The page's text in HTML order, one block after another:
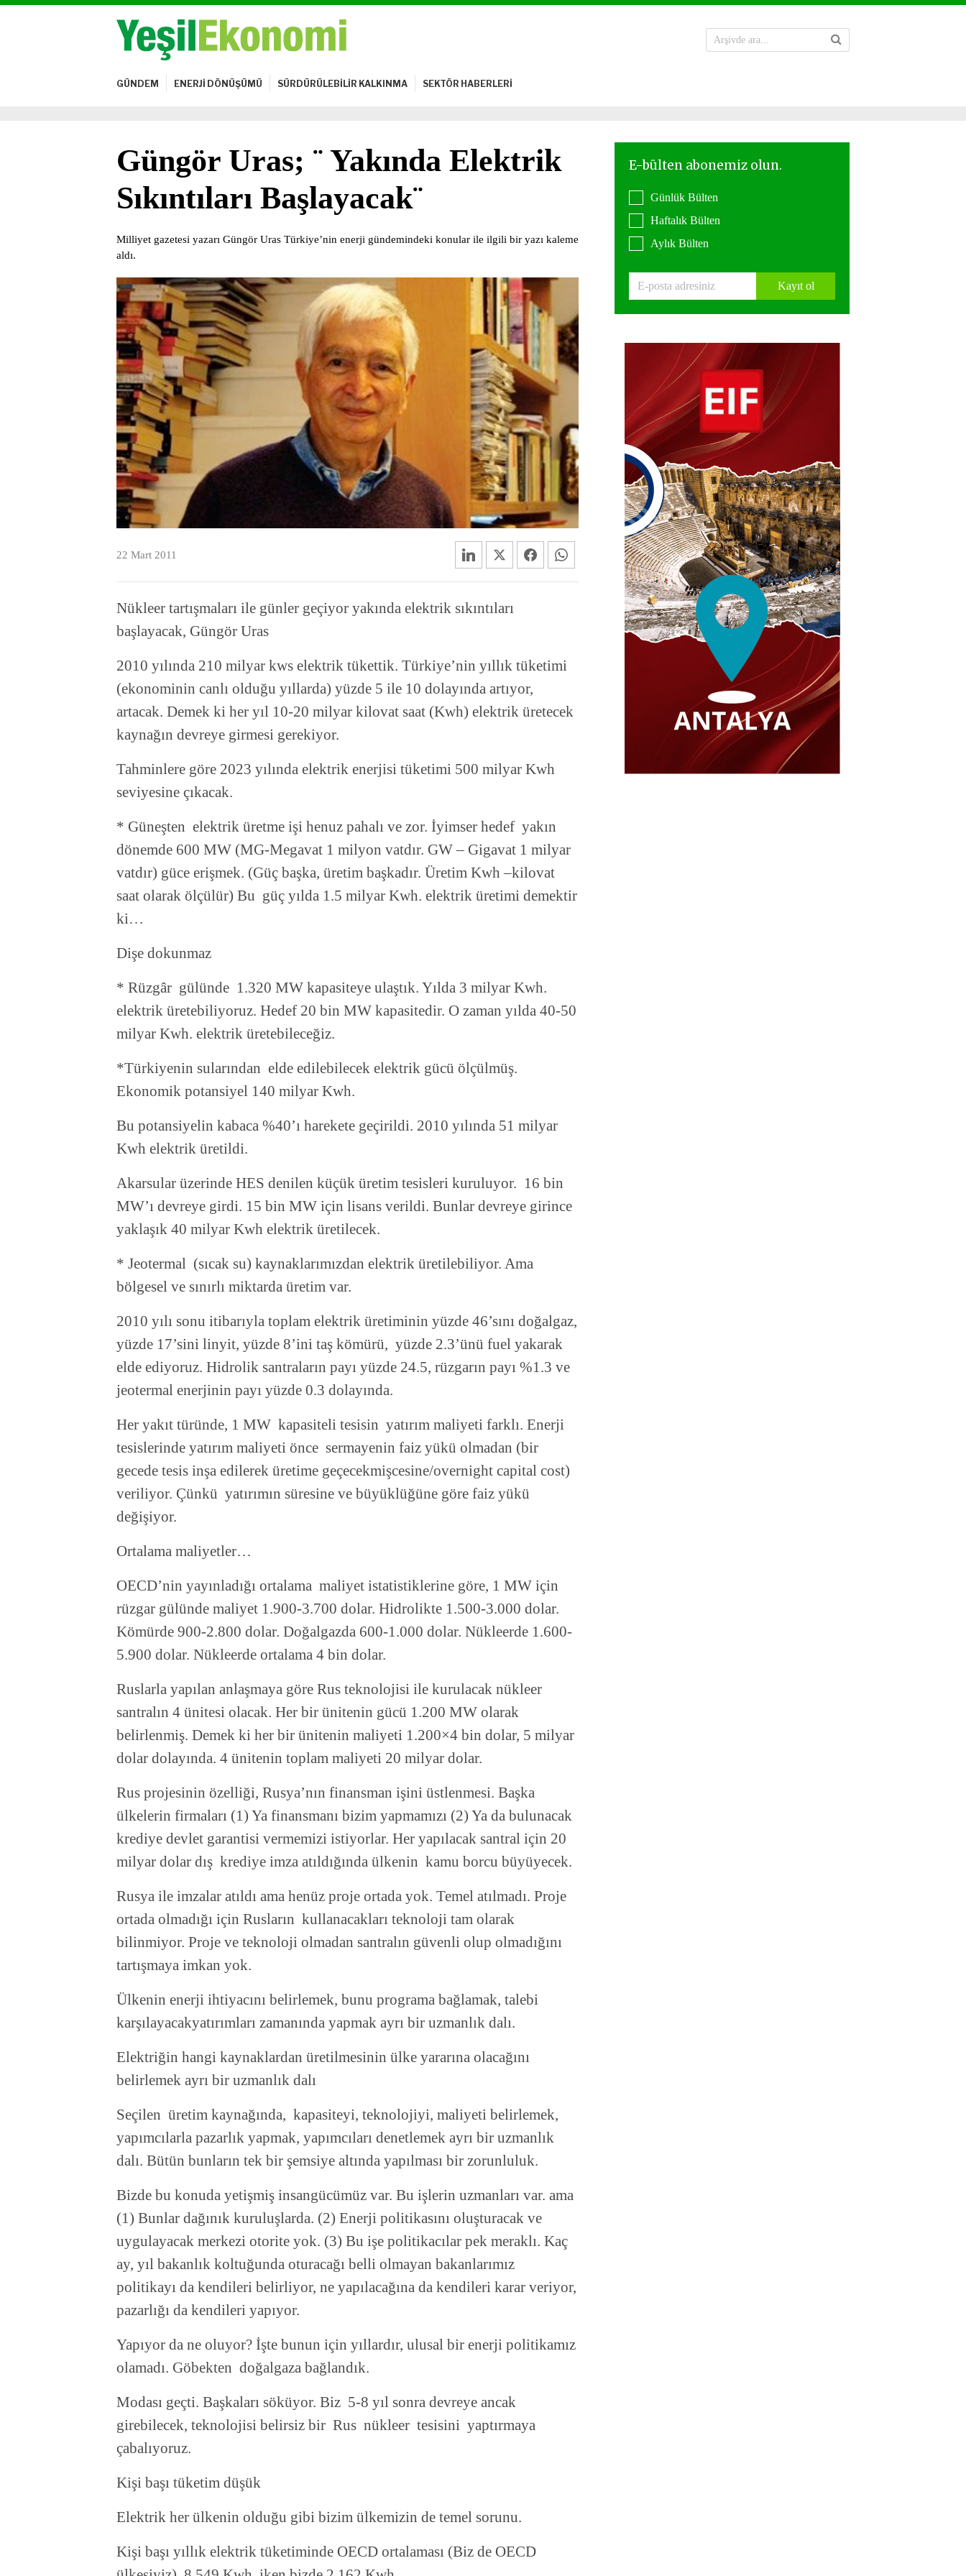
GÜNDEM ENERJİ DÖNÜŞÜMÜ SÜRDÜRÜLEBİLİR KALKINMA SEKTÖR HABERLERİ
Güngör Uras; ¨ Yakında Elektrik
Sıkıntıları Başlayacak¨
Milliyet gazetesi yazarı Güngör Uras Türkiye’nin enerji gündemindeki konular ile ilgili bir yazı kaleme
aldı.
22 Mart 2011
Nükleer tartışmaları ile günler geçiyor yakında elektrik sıkıntıları
başlayacak, Güngör Uras
2010 yılında 210 milyar kws elektrik tükettik. Türkiye’nin yıllık tüketimi
(ekonominin canlı olduğu yıllarda) yüzde 5 ile 10 dolayında artıyor,
artacak. Demek ki her yıl 10-20 milyar kilovat saat (Kwh) elektrik üretecek
kaynağın devreye girmesi gerekiyor.
Tahminlere göre 2023 yılında elektrik enerjisi tüketimi 500 milyar Kwh
seviyesine çıkacak.
* Güneşten elektrik üretme işi henuz pahalı ve zor. İyimser hedef yakın
dönemde 600 MW (MG-Megavat 1 milyon vatdır. GW – Gigavat 1 milyar
vatdır) güce erişmek. (Güç başka, üretim başkadır. Üretim Kwh –kilovat
saat olarak ölçülür) Bu güç yılda 1.5 milyar Kwh. elektrik üretimi demektir
ki…
Dişe dokunmaz
* Rüzgâr gülünde 1.320 MW kapasiteye ulaştık. Yılda 3 milyar Kwh.
elektrik üretebiliyoruz. Hedef 20 bin MW kapasitedir. O zaman yılda 40-50
milyar Kwh. elektrik üretebileceğiz.
*Türkiyenin sularından elde edilebilecek elektrik gücü ölçülmüş.
Ekonomik potansiyel 140 milyar Kwh.
Bu potansiyelin kabaca %40’ı harekete geçirildi. 2010 yılında 51 milyar
Kwh elektrik üretildi.
Akarsular üzerinde HES denilen küçük üretim tesisleri kuruluyor. 16 bin
MW’ı devreye girdi. 15 bin MW için lisans verildi. Bunlar devreye girince
yaklaşık 40 milyar Kwh elektrik üretilecek.
* Jeotermal (sıcak su) kaynaklarımızdan elektrik üretilebiliyor. Ama
bölgesel ve sınırlı miktarda üretim var.
2010 yılı sonu itibarıyla toplam elektrik üretiminin yüzde 46’sını doğalgaz,
yüzde 17’sini linyit, yüzde 8’ini taş kömürü, yüzde 2.3’ünü fuel yakarak
elde ediyoruz. Hidrolik santraların payı yüzde 24.5, rüzgarın payı %1.3 ve
jeotermal enerjinin payı yüzde 0.3 dolayında.
Her yakıt türünde, 1 MW kapasiteli tesisin yatırım maliyeti farklı. Enerji
tesislerinde yatırım maliyeti önce sermayenin faiz yükü olmadan (bir
gecede tesis inşa edilerek üretime geçecekmişcesine/overnight capital cost)
veriliyor. Çünkü yatırımın süresine ve büyüklüğüne göre faiz yükü
değişiyor.
Ortalama maliyetler…
OECD’nin yayınladığı ortalama maliyet istatistiklerine göre, 1 MW için
rüzgar gülünde maliyet 1.900-3.700 dolar. Hidrolikte 1.500-3.000 dolar.
Kömürde 900-2.800 dolar. Doğalgazda 600-1.000 dolar. Nükleerde 1.600-
5.900 dolar. Nükleerde ortalama 4 bin dolar.
Ruslarla yapılan anlaşmaya göre Rus teknolojisi ile kurulacak nükleer
santralın 4 ünitesi olacak. Her bir ünitenin gücü 1.200 MW olarak
belirlenmiş. Demek ki her bir ünitenin maliyeti 1.200×4 bin dolar, 5 milyar
dolar dolayında. 4 ünitenin toplam maliyeti 20 milyar dolar.
Rus projesinin özelliği, Rusya’nın finansman işini üstlenmesi. Başka
ülkelerin firmaları (1) Ya finansmanı bizim yapmamızı (2) Ya da bulunacak
krediye devlet garantisi vermemizi istiyorlar. Her yapılacak santral için 20
milyar dolar dış krediye imza atıldığında ülkenin kamu borcu büyüyecek.
Rusya ile imzalar atıldı ama henüz proje ortada yok. Temel atılmadı. Proje
ortada olmadığı için Rusların kullanacakları teknoloji tam olarak
bilinmiyor. Proje ve teknoloji olmadan santralın güvenli olup olmadığını
tartışmaya imkan yok.
Ülkenin enerji ihtiyacını belirlemek, bunu programa bağlamak, talebi
karşılayacakyatırımları zamanında yapmak ayrı bir uzmanlık dalı.
Elektriğin hangi kaynaklardan üretilmesinin ülke yararına olacağını
belirlemek ayrı bir uzmanlık dalı
Seçilen üretim kaynağında, kapasiteyi, teknolojiyi, maliyeti belirlemek,
yapımcılarla pazarlık yapmak, yapımcıları denetlemek ayrı bir uzmanlık
dalı. Bütün bunların tek bir şemsiye altında yapılması bir zorunluluk.
Bizde bu konuda yetişmiş insangücümüz var. Bu işlerin uzmanları var. ama
(1) Bunlar dağınık kuruluşlarda. (2) Enerji politikasını oluşturacak ve
uygulayacak merkezi otorite yok. (3) Bu işe politikacılar pek meraklı. Kaç
ay, yıl bakanlık koltuğunda oturacağı belli olmayan bakanlarımız
politikayı da kendileri belirliyor, ne yapılacağına da kendileri karar veriyor,
pazarlığı da kendileri yapıyor.
Yapıyor da ne oluyor? İşte bunun için yıllardır, ulusal bir enerji politikamız
olamadı. Göbekten doğalgaza bağlandık.
Modası geçti. Başkaları söküyor. Biz 5-8 yıl sonra devreye ancak
girebilecek, teknolojisi belirsiz bir Rus nükleer tesisini yaptırmaya
çabalıyoruz.
Kişi başı tüketim düşük
Elektrik her ülkenin olduğu gibi bizim ülkemizin de temel sorunu.
Kişi başı yıllık elektrik tüketiminde OECD ortalaması (Biz de OECD
Günlük Bülten
Haftalık Bülten
Aylık Bülten
Kayıt ol